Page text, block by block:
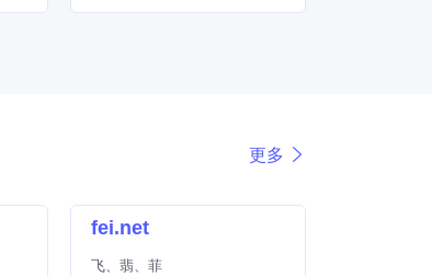
更多
fei.net
飞、翡、菲